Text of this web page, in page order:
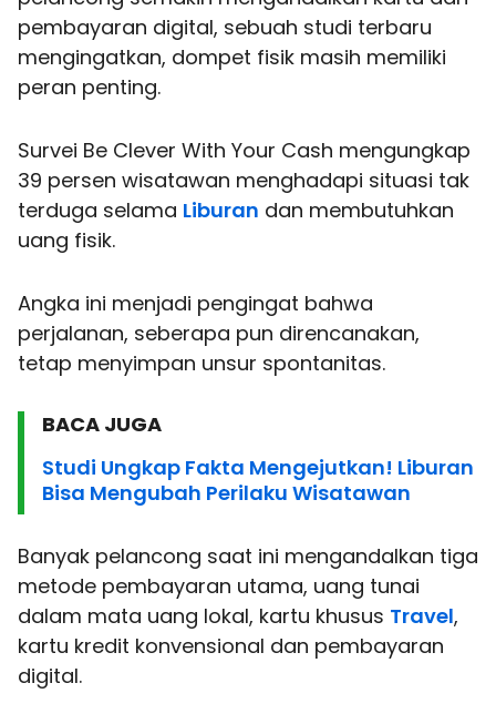
pembayaran digital, sebuah studi terbaru
mengingatkan, dompet fisik masih memiliki
peran penting.
Survei Be Clever With Your Cash mengungkap
39 persen wisatawan menghadapi situasi tak
terduga selama Liburan dan membutuhkan
uang fisik.
Angka ini menjadi pengingat bahwa
perjalanan, seberapa pun direncanakan,
tetap menyimpan unsur spontanitas.
BACA JUGA
Studi Ungkap Fakta Mengejutkan! Liburan
Bisa Mengubah Perilaku Wisatawan
Banyak pelancong saat ini mengandalkan tiga
metode pembayaran utama, uang tunai
dalam mata uang lokal, kartu khusus Travel,
kartu kredit konvensional dan pembayaran
digital.